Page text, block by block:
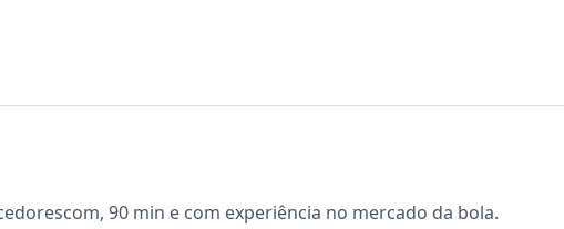
90 min e com experiência no mercado da bola.